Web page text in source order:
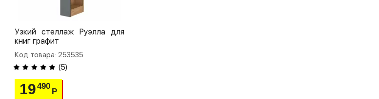
Узкий стеллаж Руэлла для
книг графит
Код товара: 253535
(5)
19490
Р